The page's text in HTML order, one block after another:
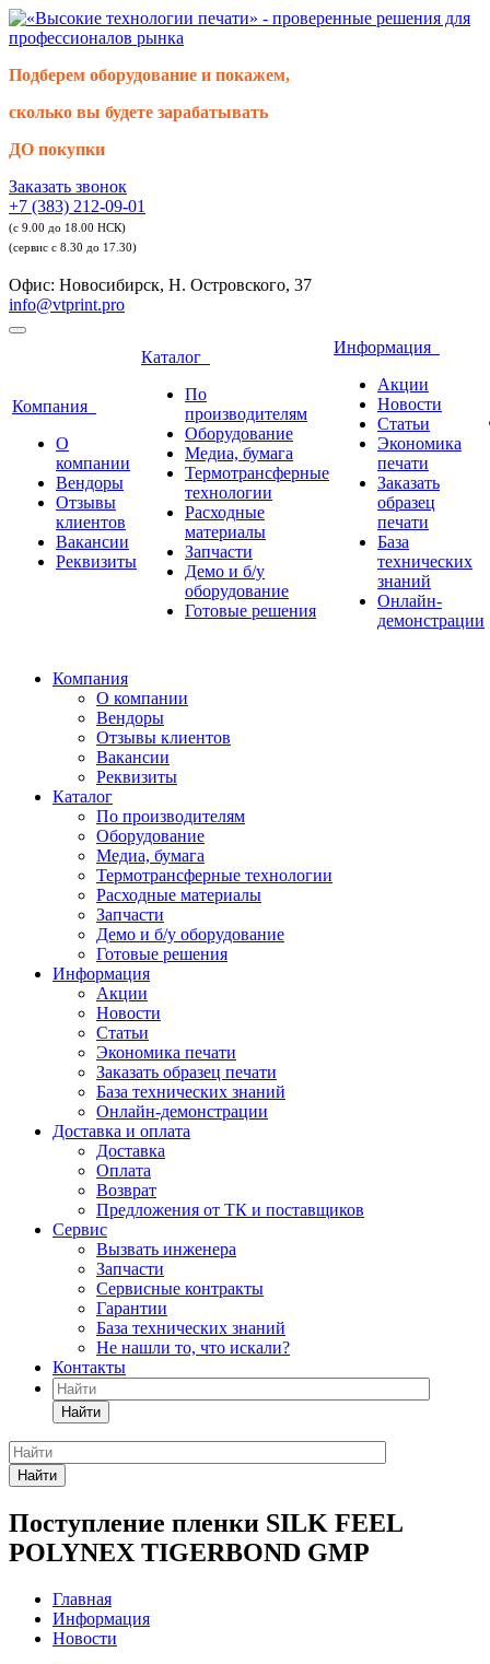
Подберем оборудование и покажем,
сколько вы будете зарабатывать
ДО покупки
Заказать звонок
+7 (383) 212-09-01
(с 9.00 до 18.00 НСК)
(сервис с 8.30 до 17.30)
Офис: Новосибирск, Н. Островского, 37
info@vtprint.pro
Компания
О
компании
Вендоры
Отзывы
клиентов
Вакансии
Реквизиты
Каталог
По
производителям
Оборудование
Медиа, бумага
Термотрансферные
технологии
Расходные
материалы
Запчасти
Демо и б/у
оборудование
Готовые решения
Информация
Акции
Новости
Статьи
Экономика
печати
Заказать
образец
печати
База
технических
знаний
Онлайн-
демонстрации
Компания
О компании
Вендоры
Отзывы клиентов
Вакансии
Реквизиты
Каталог
По производителям
Оборудование
Медиа, бумага
Термотрансферные технологии
Расходные материалы
Запчасти
Демо и б/у оборудование
Готовые решения
Информация
Акции
Новости
Статьи
Экономика печати
Заказать образец печати
База технических знаний
Онлайн-демонстрации
Доставка и оплата
Доставка
Оплата
Возврат
Предложения от ТК и поставщиков
Сервис
Вызвать инженера
Запчасти
Сервисные контракты
Гарантии
База технических знаний
Не нашли то, что искали?
Контакты
Найти
Найти
Поступление пленки SILK FEEL
POLYNEX TIGERBOND GMP
Главная
Информация
Новости